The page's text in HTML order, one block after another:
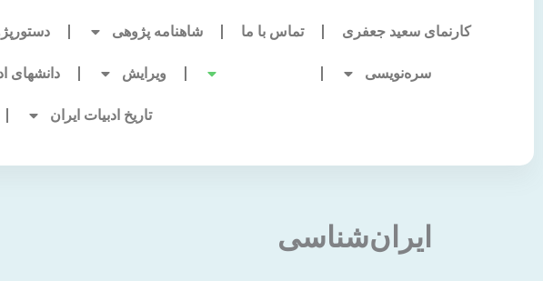
کارنمای سعید جعفری تماس با ما شاهنامه پژوهی
سره‌نویسی ویرایش دانشهای
تاریخ ادبیات ایران
ایران‌شناسی